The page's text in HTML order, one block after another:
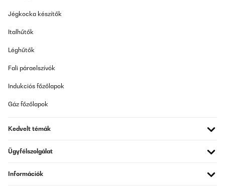
Jégkocka készítők
Italhűtők
Léghűtők
Fali páraelszívók
Indukciós főzőlapok
Gáz főzőlapok
Kedvelt témák
Ügyfélszolgálat
Információk